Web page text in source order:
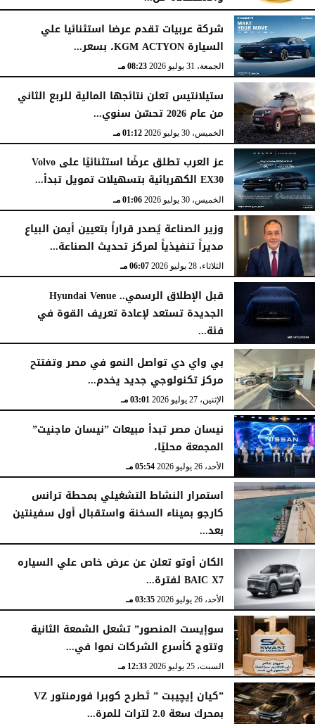
السبت، 1 أغسطس 2026
شركة عربيات تقدم عرضا استثنائيا علي
السيارة KGM ACTYON، بسعر...
الجمعة، 31 يوليو 2026 08:23 مـ
ستيلانتيس تعلن نتائجها المالية للربع الثاني
من عام 2026 تحسّن سنوي...
الخميس، 30 يوليو 2026 01:12 مـ
عز العرب تطلق عرضًا استثنائيًا على Volvo
EX30 الكهربائية بتسهيلات تمويل تبدأ...
الخميس، 30 يوليو 2026 01:06 مـ
وزير الصناعة يُصدر قراراً بتعيين أيمن البياع
مديراً تنفيذياً لمركز تحديث الصناعة...
الثلاثاء، 28 يوليو 2026 06:07 مـ
قبل الإطلاق الرسمي.. Hyundai Venue
الجديدة تستعد لإعادة تعريف القوة في
فئة...
الثلاثاء، 28 يوليو 2026 12:28 مـ
بي واي دي تواصل النمو في مصر وتفتتح
مركز تكنولوجي جديد يخدم...
الإثنين، 27 يوليو 2026 03:01 مـ
نيسان مصر تبدأ مبيعات ”نيسان ماجنيت”
المجمعة محليًا،
الأحد، 26 يوليو 2026 05:54 مـ
استمرار النشاط التشغيلي بمحطة ترانس
كارجو بميناء السخنة واستقبال أول سفينتين
بعد...
الأحد، 26 يوليو 2026 05:52 مـ
الكان أوتو تعلن عن عرض خاص علي السياره
BAIC X7 لفترة...
الأحد، 26 يوليو 2026 03:35 مـ
سوإيست المنصور” تشعل الشمعة الثانية
وتتوج كأسرع الشركات نموا في...
السبت، 25 يوليو 2026 12:33 مـ
”كيان إيچيبت ” تَطرح كوبرا فورمنتور VZ
بمحرك سعة 2.0 لترات للمرة...